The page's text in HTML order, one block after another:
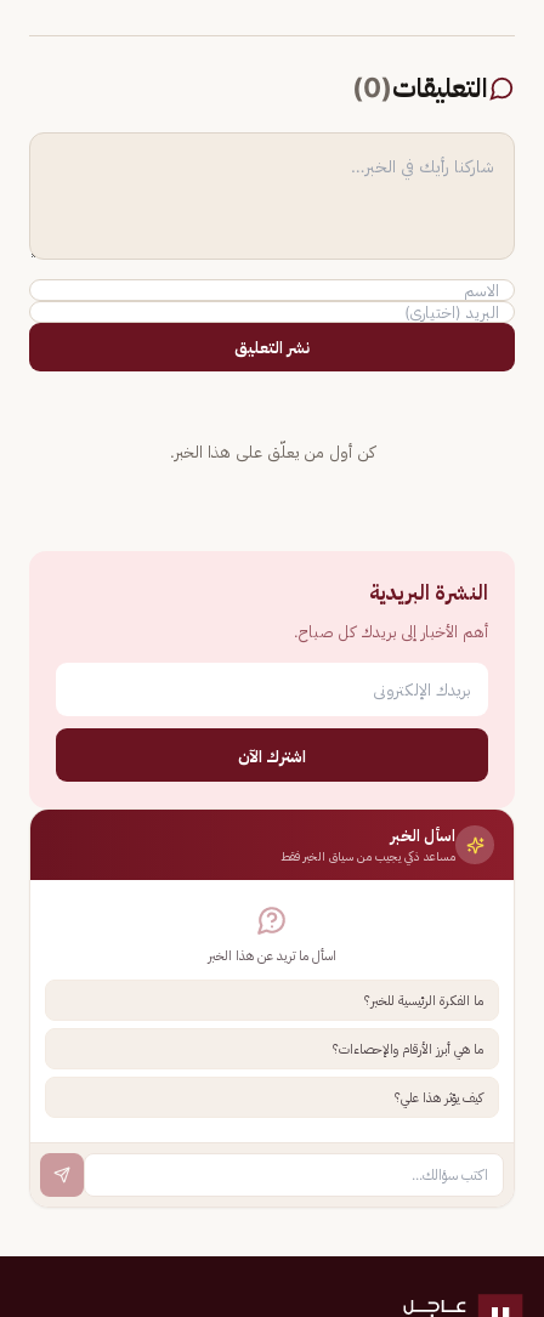
التعليقات(
0
)
نشر التعليق
كن أول من يعلّق على هذا الخبر.
النشرة البريدية
أهم الأخبار إلى بريدك كل صباح.
اشترك الآن
اسأل الخبر
مساعد ذكي يجيب من سياق الخبر فقط
اسأل ما تريد عن هذا الخبر
ما الفكرة الرئيسية للخبر؟
ما هي أبرز الأرقام والإحصاءات؟
كيف يؤثر هذا علي؟